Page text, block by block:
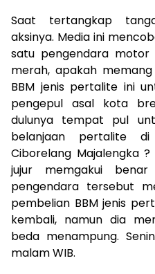
Saat tertangkap
aksinya. Media ini
satu pengendara motor
merah, apakah
BBM jenis pertalite ini
pengepul asal kota
dulunya tempat pul
belanjaan pertalite
Ciborelang Majalengka
jujur memgakui
pengendara tersebut
pembelian BBM jenis
kembali, namun dia
beda menampung.
malam WIB.